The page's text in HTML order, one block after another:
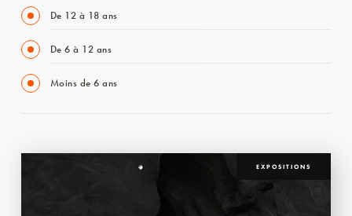
De 12 à 18 ans
De 6 à 12 ans
Moins de 6 ans
EXPOSITIONS